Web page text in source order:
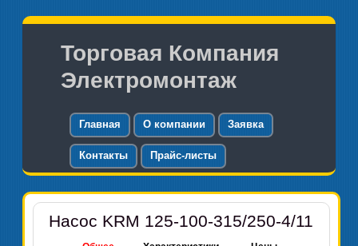
Торговая Компания
Электромонтаж
Главная О компании Заявка
Контакты Прайс-листы
Насос KRM 125-100-315/250-4/11